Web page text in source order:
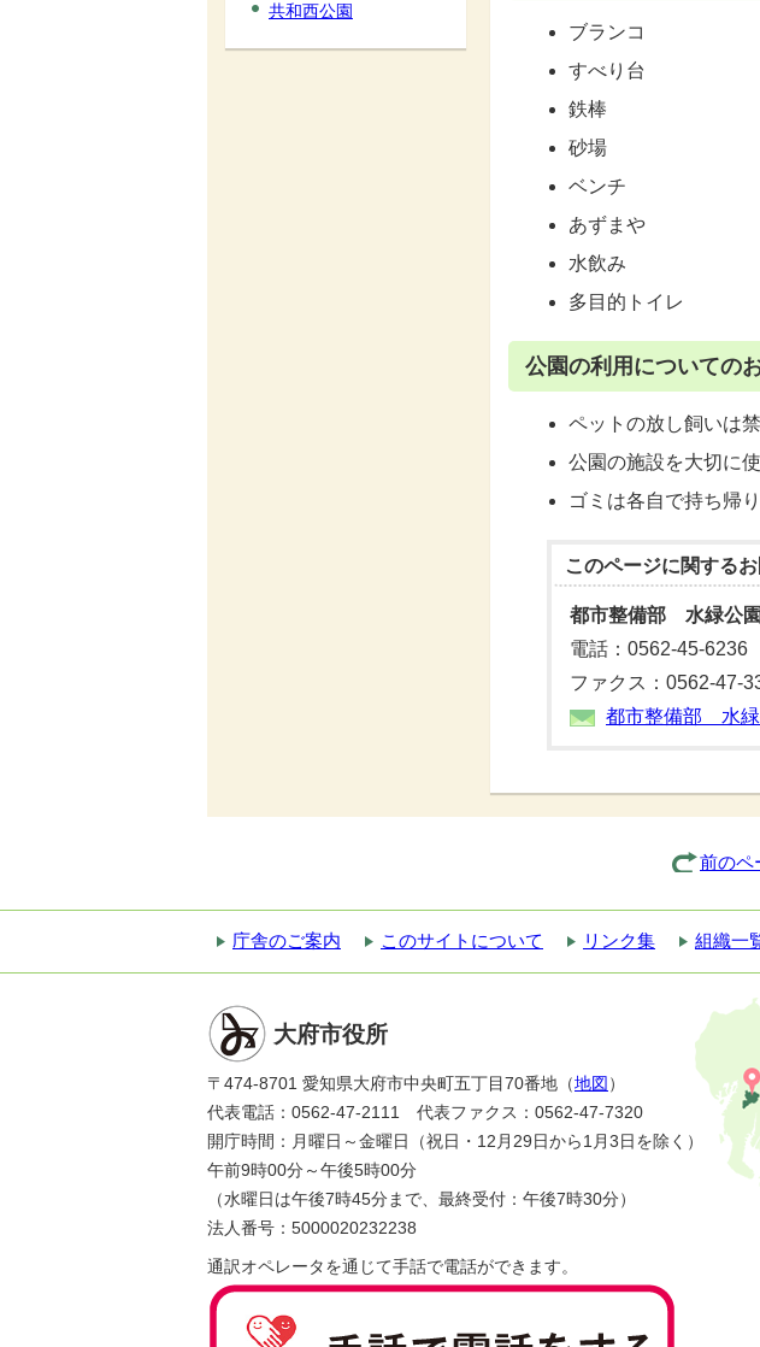
ブランコ
すべり台
鉄棒
砂場
ベンチ
あずまや
水飲み
多目的トイレ
公園の利用についての
ペットの放し飼いは
公園の施設を大切に
ゴミは各自で持ち帰
このページに関する
都市整備部 水緑公
電話：0562-45-6236
ファクス：0562-47-
都市整備部 水緑
共和西公園
前のペ
庁舎のご案内 このサイトについて リンク集 組織一
大府市役所
〒474-8701 愛知県大府市中央町五丁目70番地（地図 ）
代表電話：0562-47-2111 代表ファクス：0562-47-7320
開庁時間：月曜日～金曜日（祝日・12月29日から1月3日を除く）
午前9時00分～午後5時00分
（水曜日は午後7時45分まで、最終受付：午後7時30分）
法人番号：5000020232238
通訳オペレータを通じて手話で電話ができます。